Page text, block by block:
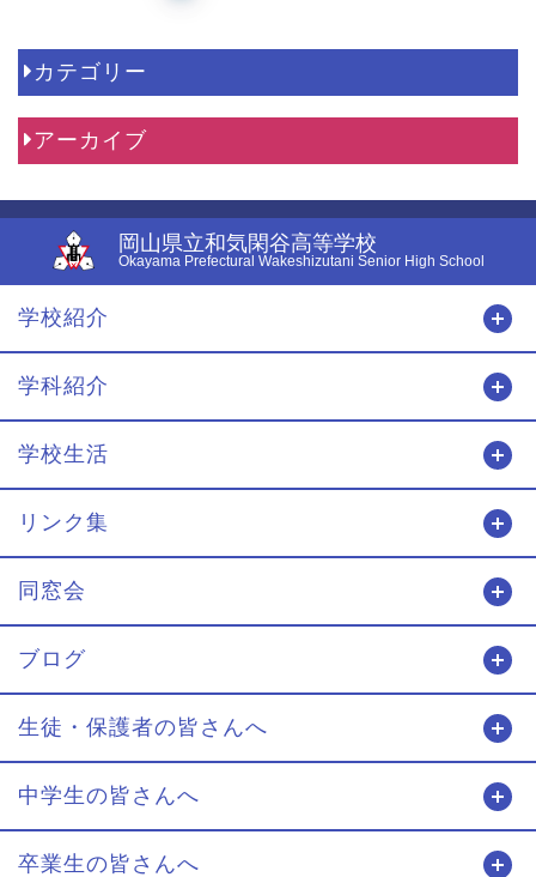
カテゴリー
アーカイブ
岡山県立和気閑谷高等学校
Okayama Prefectural Wakeshizutani Senior High School
学校紹介
学科紹介
学校生活
リンク集
同窓会
ブログ
生徒・保護者の皆さんへ
中学生の皆さんへ
卒業生の皆さんへ